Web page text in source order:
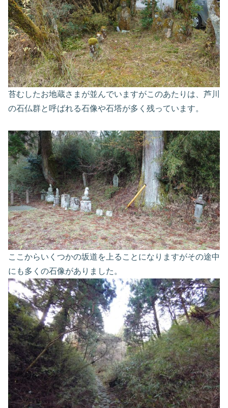
苔むしたお地蔵さまが並んでいますがこのあたりは、芦川
の石仏群と呼ばれる石像や石塔が多く残っています。
ここからいくつかの坂道を上ることになりますがその途中
にも多くの石像がありました。